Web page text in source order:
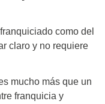
como del
claro y no requiere
mucho más que un
franquicia y